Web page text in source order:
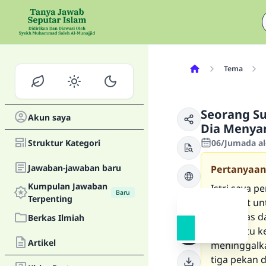
Akun saya
Struktur Kategori
Jawaban-jawaban baru
Kumpulan Jawaban
Terpenting
Baru
Berkas Ilmiah
Artikel
Tema
Seorang
Dia
06/Jumada
Pertanyaan
Istri saya
dia takut
saya.
pada satu
tiga pekan